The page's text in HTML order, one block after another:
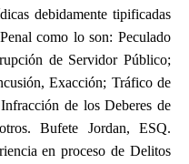
debidamente tipificadas
como lo son: Peculado
de Servidor Público;
Exacción; Tráfico de
de los Deberes de
Bufete Jordan, ESQ.
en proceso de Delitos